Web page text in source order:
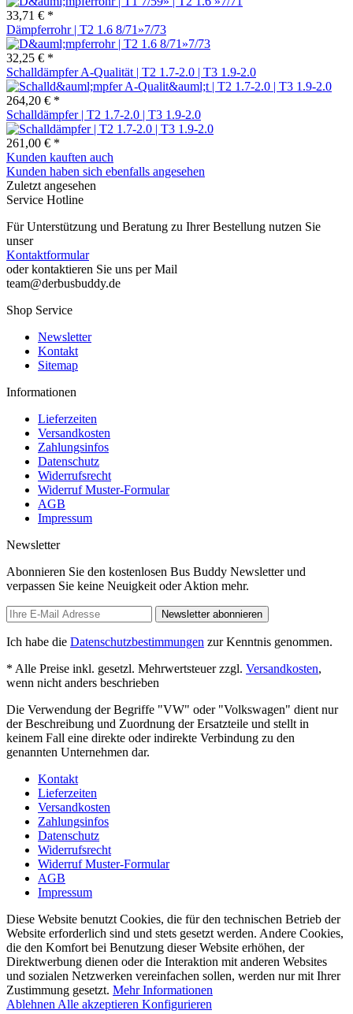
33,71 € *
Dämpferrohr | T2 1.6 8/71»7/73
32,25 € *
Schalldämpfer A-Qualität | T2 1.7-2.0 | T3 1.9-2.0
264,20 € *
Schalldämpfer | T2 1.7-2.0 | T3 1.9-2.0
261,00 € *
Kunden kauften auch
Kunden haben sich ebenfalls angesehen
Zuletzt angesehen
Service Hotline
Für Unterstützung und Beratung zu Ihrer Bestellung nutzen Sie
unser
Kontaktformular
oder kontaktieren Sie uns per Mail
team@derbusbuddy.de
Shop Service
Newsletter
Kontakt
Sitemap
Informationen
Lieferzeiten
Versandkosten
Zahlungsinfos
Datenschutz
Widerrufsrecht
Widerruf Muster-Formular
AGB
Impressum
Newsletter
Abonnieren Sie den kostenlosen Bus Buddy Newsletter und
verpassen Sie keine Neuigkeit oder Aktion mehr.
Newsletter abonnieren
Ich habe die Datenschutzbestimmungen zur Kenntnis genommen.
* Alle Preise inkl. gesetzl. Mehrwertsteuer zzgl. Versandkosten,
wenn nicht anders beschrieben
Die Verwendung der Begriffe "VW" oder "Volkswagen" dient nur
der Beschreibung und Zuordnung der Ersatzteile und stellt in
keinem Fall eine direkte oder indirekte Verbindung zu den
genannten Unternehmen dar.
Kontakt
Lieferzeiten
Versandkosten
Zahlungsinfos
Datenschutz
Widerrufsrecht
Widerruf Muster-Formular
AGB
Impressum
Diese Website benutzt Cookies, die für den technischen Betrieb der
Website erforderlich sind und stets gesetzt werden. Andere Cookies,
die den Komfort bei Benutzung dieser Website erhöhen, der
Direktwerbung dienen oder die Interaktion mit anderen Websites
und sozialen Netzwerken vereinfachen sollen, werden nur mit Ihrer
Zustimmung gesetzt. Mehr Informationen
Ablehnen Alle akzeptieren Konfigurieren